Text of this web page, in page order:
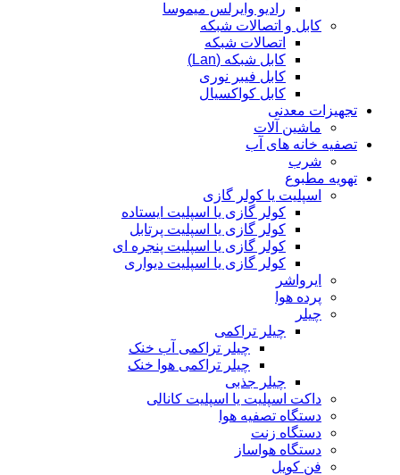
رادیو وایرلس میموسا
کابل و اتصالات شبکه
اتصالات شبکه
کابل شبکه (Lan)
کابل فیبر نوری
کابل کواکسیال
تجهیزات معدنی
ماشین آلات
تصفیه خانه های آب
شرب
تهویه مطبوع
اسپلیت یا کولر گازی
کولر گازی یا اسپلیت ایستاده
کولر گازی یا اسپلیت پرتابل
کولر گازی یا اسپلیت پنجره ای
کولر گازی یا اسپلیت دیواری
ایرواشر
پرده هوا
چیلر
چیلر تراکمی
چیلر تراکمی آب خنک
چیلر تراکمی هوا خنک
چیلر جذبی
داکت اسپلیت یا اسپلیت کانالی
دستگاه تصفیه هوا
دستگاه زنت
دستگاه هواساز
فن کویل